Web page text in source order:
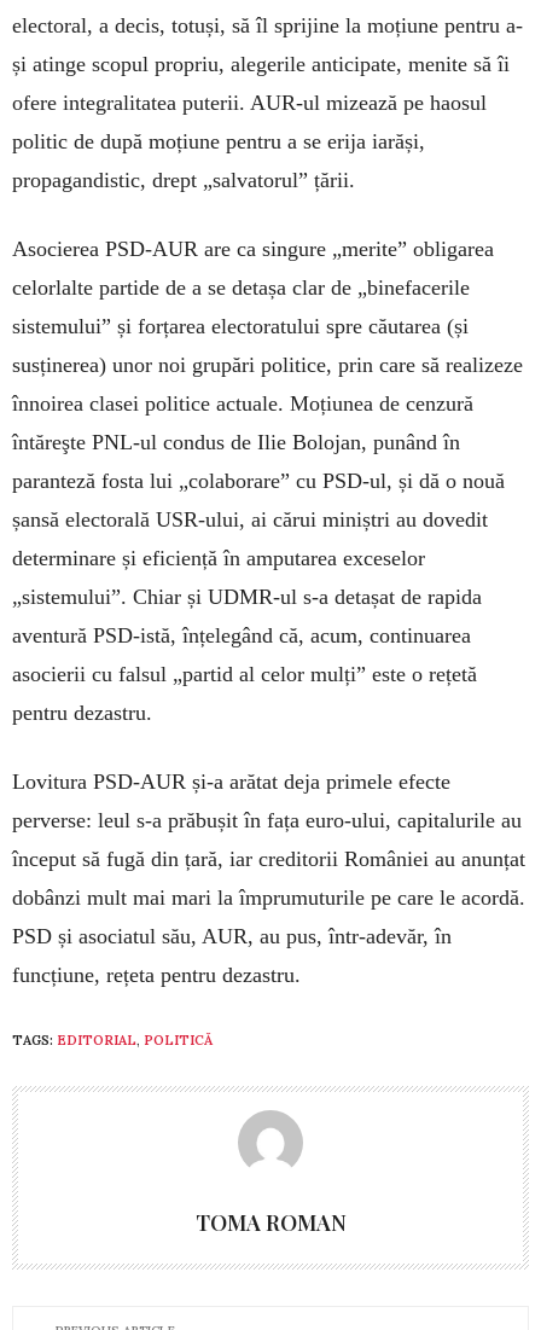
electoral, a decis, totuși, să îl sprijine la moțiune pentru a-
și atinge scopul propriu, alegerile anticipate, menite să îi
ofere integralitatea puterii. AUR-ul mizează pe haosul
politic de după moțiune pentru a se erija iarăși,
propagandistic, drept „salvatorul” țării.
Asocierea PSD-AUR are ca singure „merite” obligarea
celorlalte partide de a se detașa clar de „binefacerile
sistemului” și forțarea electoratului spre căutarea (și
susținerea) unor noi grupări politice, prin care să realizeze
înnoirea clasei politice actuale. Moțiunea de cenzură
întăreşte PNL-ul condus de Ilie Bolojan, punând în
paranteză fosta lui „colaborare” cu PSD-ul, și dă o nouă
șansă electorală USR-ului, ai cărui miniștri au dovedit
determinare și eficiență în amputarea exceselor
„sistemului”. Chiar și UDMR-ul s-a detașat de rapida
aventură PSD-istă, înțelegând că, acum, continuarea
asocierii cu falsul „partid al celor mulți” este o rețetă
pentru dezastru.
Lovitura PSD-AUR și-a arătat deja primele efecte
perverse: leul s-a prăbușit în fața euro-ului, capitalurile au
început să fugă din țară, iar creditorii României au anunțat
dobânzi mult mai mari la împrumuturile pe care le acordă.
PSD și asociatul său, AUR, au pus, într-adevăr, în
funcțiune, rețeta pentru dezastru.
TAGS: EDITORIAL, POLITICĂ
TOMA ROMAN